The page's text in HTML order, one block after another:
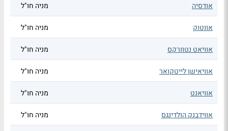
אודסיה מניה חו"ל
אווטוק מניה חו"ל
אוויאט נטוורקס מניה חו"ל
אוויאישן לייטקואר מניה חו"ל
אוויאנט מניה חו"ל
אווידבנק הולדינגס מניה חו"ל